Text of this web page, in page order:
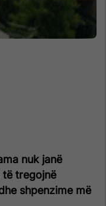
nuk janë
të tregojnë
shpenzime më